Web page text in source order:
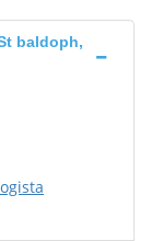
baldoph,